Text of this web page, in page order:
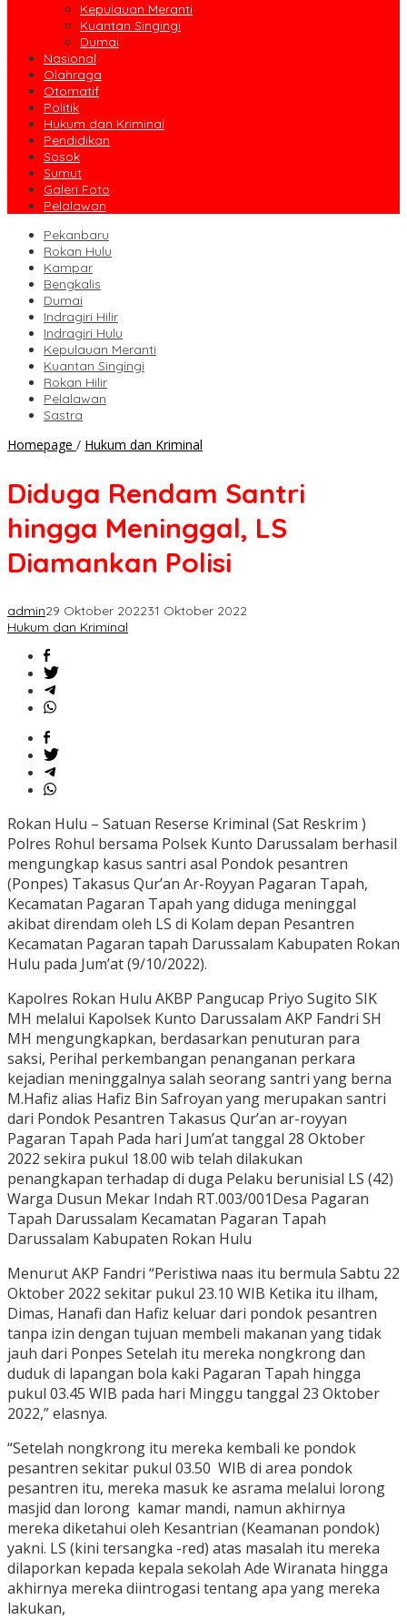
Kepulauan Meranti
Kuantan Singingi
Dumai
Nasional
Olahraga
Otomatif
Politik
Hukum dan Kriminal
Pendidikan
Sosok
Sumut
Galeri Foto
Pelalawan
Pekanbaru
Rokan Hulu
Kampar
Bengkalis
Dumai
Indragiri Hilir
Indragiri Hulu
Kepulauan Meranti
Kuantan Singingi
Rokan Hilir
Pelalawan
Sastra
Homepage / Hukum dan Kriminal
hingga
LS
Diamankan
Polisi
Diduga Rendam Santri
hingga Meninggal, LS
Diamankan Polisi
admin29 Oktober 202231 Oktober 2022
Hukum dan Kriminal
Rokan Hulu – Satuan Reserse Kriminal (Sat Reskrim )
Polres Rohul bersama Polsek Kunto Darussalam berhasil
mengungkap kasus santri asal Pondok pesantren
(Ponpes) Takasus Qur’an Ar-Royyan Pagaran Tapah,
Kecamatan Pagaran Tapah yang diduga meninggal
akibat direndam oleh LS di Kolam depan Pesantren
Kecamatan Pagaran tapah Darussalam Kabupaten Rokan
Hulu pada Jum’at (9/10/2022).
Kapolres Rokan Hulu AKBP Pangucap Priyo Sugito SIK
MH melalui Kapolsek Kunto Darussalam AKP Fandri SH
MH mengungkapkan, berdasarkan penuturan para
saksi, Perihal perkembangan penanganan perkara
kejadian meninggalnya salah seorang santri yang berna
M.Hafiz alias Hafiz Bin Safroyan yang merupakan santri
dari Pondok Pesantren Takasus Qur’an ar-royyan
Pagaran Tapah Pada hari Jum’at tanggal 28 Oktober
2022 sekira pukul 18.00 wib telah dilakukan
penangkapan terhadap di duga Pelaku berunisial LS (42)
Warga Dusun Mekar Indah RT.003/001Desa Pagaran
Tapah Darussalam Kecamatan Pagaran Tapah
Darussalam Kabupaten Rokan Hulu
Menurut AKP Fandri “Peristiwa naas itu bermula Sabtu 22
Oktober 2022 sekitar pukul 23.10 WIB Ketika itu ilham,
Dimas, Hanafi dan Hafiz keluar dari pondok pesantren
tanpa izin dengan tujuan membeli makanan yang tidak
jauh dari Ponpes Setelah itu mereka nongkrong dan
duduk di lapangan bola kaki Pagaran Tapah hingga
pukul 03.45 WIB pada hari Minggu tanggal 23 Oktober
2022,” elasnya.
“Setelah nongkrong itu mereka kembali ke pondok
pesantren sekitar pukul 03.50 WIB di area pondok
pesantren itu, mereka masuk ke asrama melalui lorong
masjid dan lorong kamar mandi, namun akhirnya
mereka diketahui oleh Kesantrian (Keamanan pondok)
yakni. LS (kini tersangka -red) atas masalah itu mereka
dilaporkan kepada kepala sekolah Ade Wiranata hingga
akhirnya mereka diintrogasi tentang apa yang mereka
lakukan,